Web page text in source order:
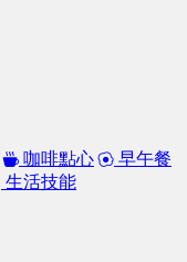
咖啡點心
早午餐
生活技能